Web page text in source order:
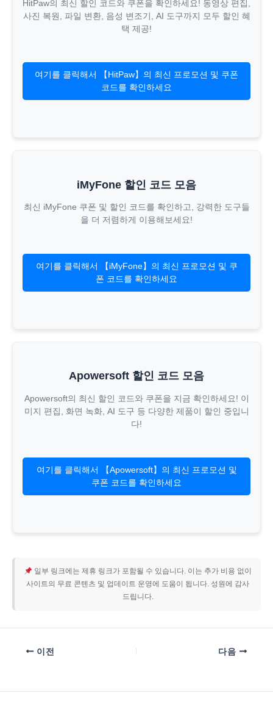
HitPaw의 최신 할인 코드와 쿠폰을 확인하세요! 동영상 편집,
사진 복원, 파일 변환, 음성 변조기, AI 도구까지 모두 할인 혜
택 제공!
여기를 클릭해서 【HitPaw】의 최신 프로모션 및 쿠폰
코드를 확인하세요
iMyFone 할인 코드 모음
최신 iMyFone 쿠폰 및 할인 코드를 확인하고, 강력한 도구들
을 더 저렴하게 이용해보세요!
여기를 클릭해서 【iMyFone】의 최신 프로모션 및 쿠
폰 코드를 확인하세요
Apowersoft 할인 코드 모음
Apowersoft의 최신 할인 코드와 쿠폰을 지금 확인하세요! 이
미지 편집, 화면 녹화, AI 도구 등 다양한 제품이 할인 중입니
다!
여기를 클릭해서 【Apowersoft】의 최신 프로모션 및
쿠폰 코드를 확인하세요
일부 링크에는 제휴 링크가 포함될 수 있습니다. 이는 추가 비용 없이
사이트의 무료 콘텐츠 및 업데이트 운영에 도움이 됩니다. 성원에 감사
드립니다.
이전 다음